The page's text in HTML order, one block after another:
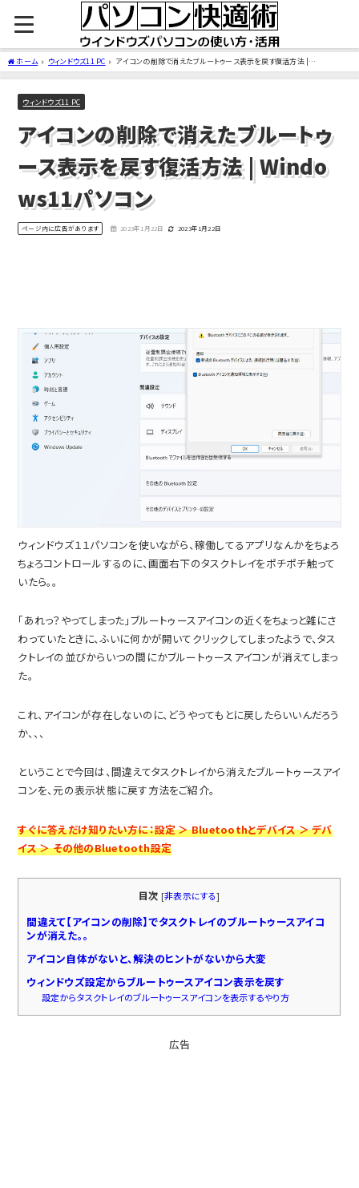
ホーム ウィンドウズ11 PC
アイコンの削除で消えたブルートゥース表示を戻す復活方法 |
Windows11パソコン
ウィンドウズ11 PC
アイコンの削除で消えたブルートゥ
ース表示を戻す復活方法 | Windo
ws11パソコン
ページ内に広告があります 2023年1月22日 2023年1月22日
ウィンドウズ１１パソコンを使いながら、稼働してるアプリなんかをちょろ
ちょろコントロールするのに、画面右下のタスクトレイをポチポチ触って
いたら。。
「あれっ？やってしまった」ブルートゥースアイコンの近くをちょっと雑にさ
わっていたときに、ふいに何かが開いてクリックしてしまったようで、タス
クトレイの並びからいつの間にかブルートゥースアイコンが消えてしまっ
た。
これ、アイコンが存在しないのに、どうやってもとに戻したらいいんだろう
か、、、
ということで今回は、間違えてタスクトレイから消えたブルートゥースアイ
コンを、元の表示状態に戻す方法をご紹介。
すぐに答えだけ知りたい方に：設定 ＞ Bluetoothとデバイス ＞ デバ
イス ＞ その他のBluetooth設定
目次 [非表示にする]
間違えて【アイコンの削除】でタスクトレイのブルートゥースアイコ
ンが消えた。。
アイコン自体がないと、解決のヒントがないから大変
ウィンドウズ設定からブルートゥースアイコン表示を戻す
設定からタスクトレイのブルートゥースアイコンを表示するやり方
広告